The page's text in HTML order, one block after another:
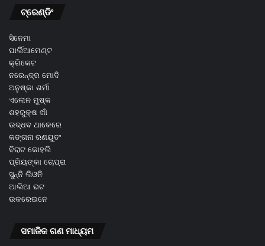
ଟ୍ରେଣ୍ଡିଂ
ସିନେମା
ପାର୍ଲିଆମେଣ୍ଟ
କ୍ରିକେଟ
ନରେନ୍ଦ୍ର ମୋଦି
ଅନୁଷ୍କା ଶର୍ମା
ଏଲୋନ ମୁଷ୍କ
ଶହରୁକ୍ଷ ଖାଁ
ଉଦ୍ଧବ ଥାକେରେ
କଙ୍ଗନା ରଣୟୁତଂ
ବିରାଟ କୋହଲି
ପ୍ରିୟଙ୍କା ଚୋପ୍ରା
ସୁନ୍ନି ଲିଓନି
ଆଲିଆ ଭଟ
ଉକରେଇନେ
ସମାଜିକ ଗଣ ମାଧ୍ୟମ